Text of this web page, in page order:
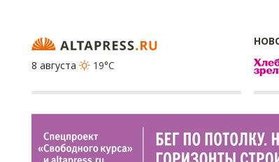
8 августа
19°C